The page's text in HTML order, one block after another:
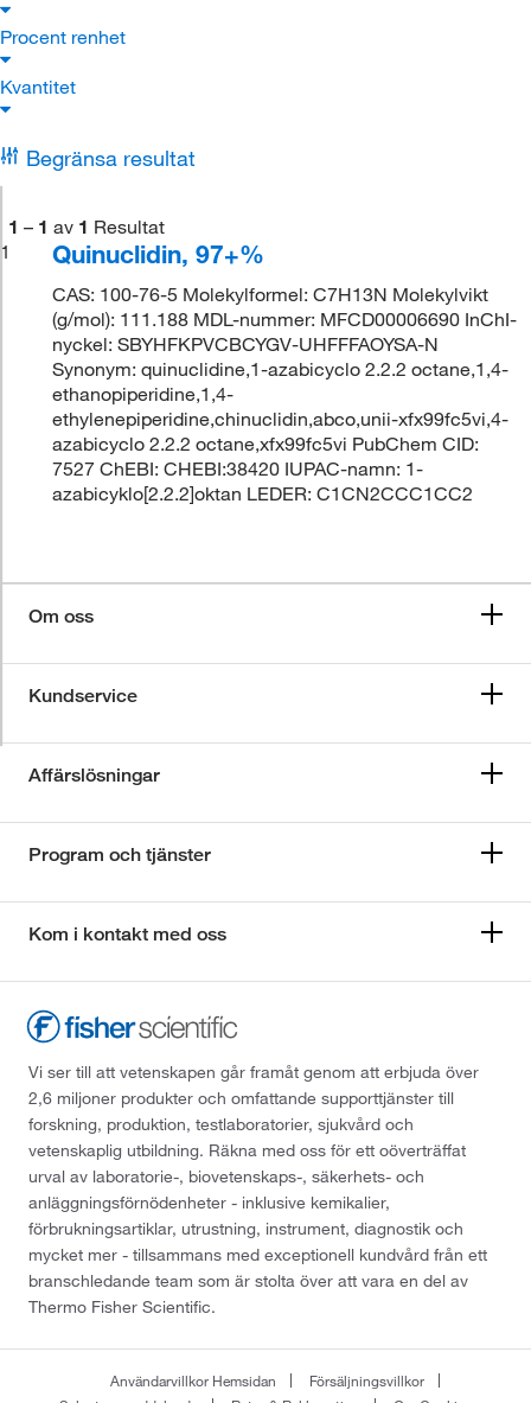
Procent renhet
Kvantitet
Begränsa resultat
1 – 1 av 1 Resultat
1
Quinuclidin, 97+%
CAS: 100-76-5 Molekylformel: C7H13N Molekylvikt
(g/mol): 111.188 MDL-nummer: MFCD00006690 InChI-
nyckel: SBYHFKPVCBCYGV-UHFFFAOYSA-N
Synonym: quinuclidine,1-azabicyclo 2.2.2 octane,1,4-
ethanopiperidine,1,4-
ethylenepiperidine,chinuclidin,abco,unii-xfx99fc5vi,4-
azabicyclo 2.2.2 octane,xfx99fc5vi PubChem CID:
7527 ChEBI: CHEBI:38420 IUPAC-namn: 1-
azabicyklo[2.2.2]oktan LEDER: C1CN2CCC1CC2
Om oss
Kundservice
Affärslösningar
Program och tjänster
Kom i kontakt med oss
Vi ser till att vetenskapen går framåt genom att erbjuda över
2,6 miljoner produkter och omfattande supporttjänster till
forskning, produktion, testlaboratorier, sjukvård och
vetenskaplig utbildning. Räkna med oss för ett oöverträffat
urval av laboratorie-, biovetenskaps-, säkerhets- och
anläggningsförnödenheter - inklusive kemikalier,
förbrukningsartiklar, utrustning, instrument, diagnostik och
mycket mer - tillsammans med exceptionell kundvård från ett
branschledande team som är stolta över att vara en del av
Thermo Fisher Scientific.
Användarvillkor Hemsidan
Försäljningsvillkor